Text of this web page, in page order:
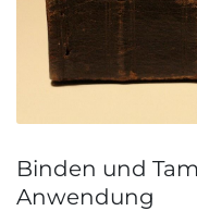
Binden und
Anwendung